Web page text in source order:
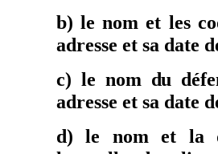
b) le nom et les
adresse et sa date
c) le nom du
adresse et sa date
d) le nom et la